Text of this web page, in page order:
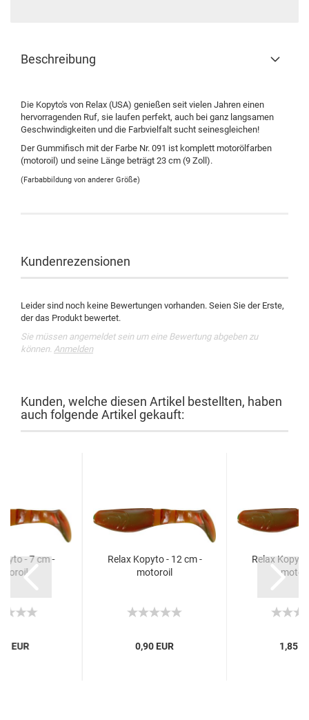
Beschreibung
Die Kopyto's von Relax (USA) genießen seit vielen Jahren einen
hervorragenden Ruf, sie laufen perfekt, auch bei ganz langsamen
Geschwindigkeiten und die Farbvielfalt sucht seinesgleichen!
Der Gummifisch mit der Farbe Nr. 091 ist komplett motorölfarben
(motoroil) und seine Länge beträgt 23 cm (9 Zoll).
(Farbabbildung von anderer Größe)
Kundenrezensionen
Leider sind noch keine Bewertungen vorhanden. Seien Sie der Erste,
der das Produkt bewertet.
Sie müssen angemeldet sein um eine Bewertung abgeben zu
können. Anmelden
Kunden, welche diesen Artikel bestellten, haben
auch folgende Artikel gekauft:
- 7 cm -
EUR
Relax Kopyto - 12 cm -
motoroil
0,90 EUR
Relax
1,85